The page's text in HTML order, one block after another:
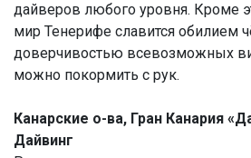
дайверов любого уровня. Кроме
мир Тенерифе славится обилием
доверчивостью всевозможных
можно покормить с рук.
Канарские о-ва, Гран Канария
Дайвинг